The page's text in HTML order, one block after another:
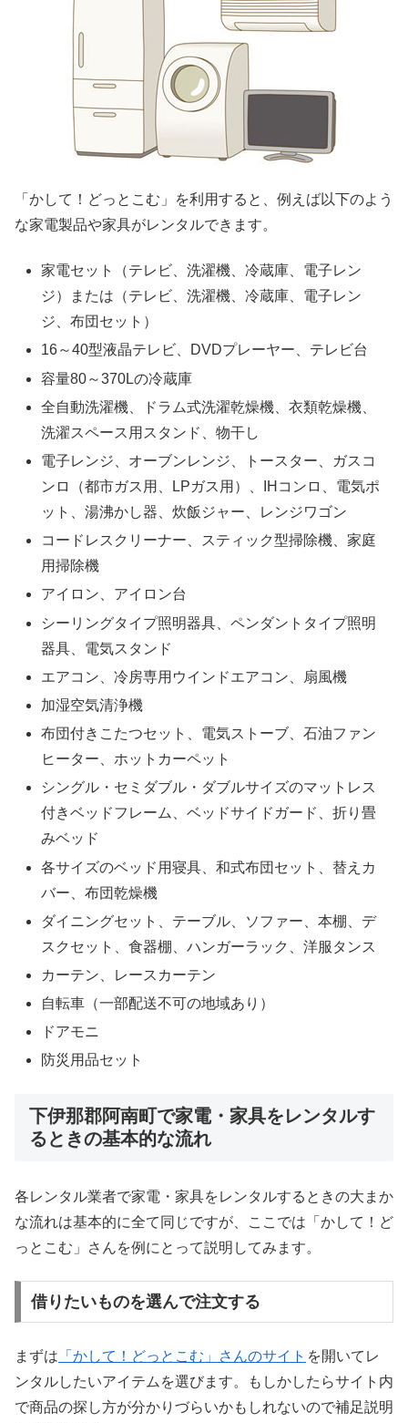
「かして！どっとこむ」を利用すると、例えば以下のよう
な家電製品や家具がレンタルできます。
家電セット（テレビ、洗濯機、冷蔵庫、電子レン
ジ）または（テレビ、洗濯機、冷蔵庫、電子レン
ジ、布団セット）
16～40型液晶テレビ、DVDプレーヤー、テレビ台
容量80～370Lの冷蔵庫
全自動洗濯機、ドラム式洗濯乾燥機、衣類乾燥機、
洗濯スペース用スタンド、物干し
電子レンジ、オーブンレンジ、トースター、ガスコ
ンロ（都市ガス用、LPガス用）、IHコンロ、電気ポ
ット、湯沸かし器、炊飯ジャー、レンジワゴン
コードレスクリーナー、スティック型掃除機、家庭
用掃除機
アイロン、アイロン台
シーリングタイプ照明器具、ペンダントタイプ照明
器具、電気スタンド
エアコン、冷房専用ウインドエアコン、扇風機
加湿空気清浄機
布団付きこたつセット、電気ストーブ、石油ファン
ヒーター、ホットカーペット
シングル・セミダブル・ダブルサイズのマットレス
付きベッドフレーム、ベッドサイドガード、折り畳
みベッド
各サイズのベッド用寝具、和式布団セット、替えカ
バー、布団乾燥機
ダイニングセット、テーブル、ソファー、本棚、デ
スクセット、食器棚、ハンガーラック、洋服タンス
カーテン、レースカーテン
自転車（一部配送不可の地域あり）
ドアモニ
防災用品セット
下伊那郡阿南町で家電・家具をレンタルす
るときの基本的な流れ
各レンタル業者で家電・家具をレンタルするときの大まか
な流れは基本的に全て同じですが、ここでは「かして！ど
っとこむ」さんを例にとって説明してみます。
借りたいものを選んで注文する
まずは 「かして！どっとこむ」さんのサイト を開いてレ
ンタルしたいアイテムを選びます。もしかしたらサイト内
で商品の探し方が分かりづらいかもしれないので補足説明